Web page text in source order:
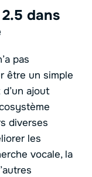
dans
pas
être un simple
ajout
diverses
les
vocale, la